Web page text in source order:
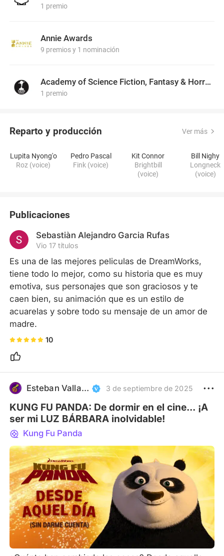
1 premio
Annie Awards
9 premios y 1 nominación
Academy of Science Fiction, Fantasy & Horror Films, USA
1 premio
Reparto y producción Ver más
Lupita Nyong'o
Roz (voice)
Pedro Pascal
Fink (voice)
Kit Connor
Brightbill
(voice)
Bill Nighy
Longneck
(voice)
Publicaciones
Sebastiàn Alejandro Garcia Rufas
Vio 17 títulos
Es una de las mejores peliculas de DreamWorks,
tiene todo lo mejor, como su historia que es muy
emotiva, sus personajes que son graciosos y te
caen bien, su animación que es un estilo de
acuarelas y sobre todo su mensaje de un amor de
madre.
10
Esteban Valladares Arce 3 de septiembre de 2025
KUNG FU PANDA: De dormir en el cine... ¡A
ser mi LUZ BÁRBARA inolvidable!
Kung Fu Panda